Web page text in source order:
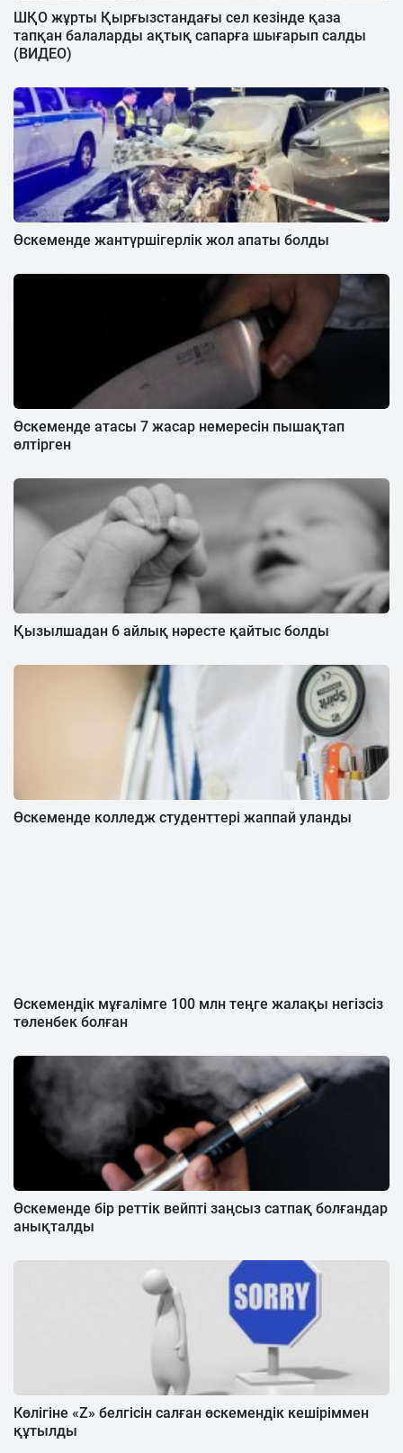
ШҚО жұрты Қырғызстандағы сел кезінде қаза
тапқан балаларды ақтық сапарға шығарып салды
(ВИДЕО)
Өскеменде жантүршігерлік жол апаты болды
Өскеменде атасы 7 жасар немересін пышақтап
өлтірген
Қызылшадан 6 айлық нәресте қайтыс болды
Өскеменде колледж студенттері жаппай уланды
Өскемендік мұғалімге 100 млн теңге жалақы негізсіз
төленбек болған
Өскеменде бір реттік вейпті заңсыз сатпақ болғандар
анықталды
Көлігіне «Z» белгісін салған өскемендік кешіріммен
құтылды